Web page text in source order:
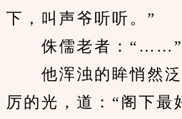
下，叫声爷听听。”
侏儒老者：“……”
他浑浊的眸悄然泛
厉的光，道：“阁下最